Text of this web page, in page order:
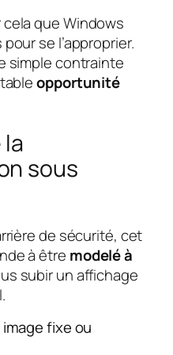
que Windows
se l’approprier.
simple contrainte
opportunité
sous
de sécurité, cet
à être modelé à
subir un affichage
fixe ou